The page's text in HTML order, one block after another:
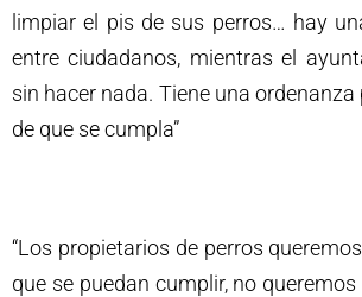
limpiar el pis de sus perros… hay
entre ciudadanos, mientras el
sin hacer nada. Tiene una ordenanza
de que se cumpla”
“Los propietarios de perros
que se puedan cumplir, no